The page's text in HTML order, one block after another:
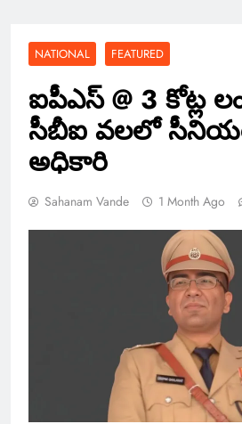
NATIONAL FEATURED
ఐపీఎస్ @ 3 కోట్ల
సీబీఐ వలలో
అధికారి
Sahanam Vande 1 Month Ago